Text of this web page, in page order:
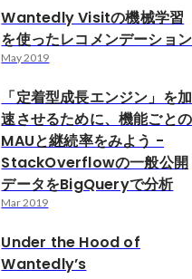
Wantedly Visitの機械学習
を使ったレコメンデーション
May 2019
「定着型成長エンジン」を加
速させるために、機能ごとの
MAUと継続率をみよう -
StackOverflowの一般公開
データをBigQueryで分析
Mar 2019
Under the Hood of
Wantedly’s